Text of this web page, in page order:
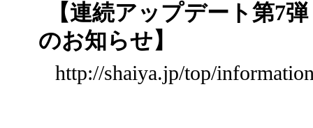
【連続アップデート第7
のお知らせ】
http://shaiya.jp/top/